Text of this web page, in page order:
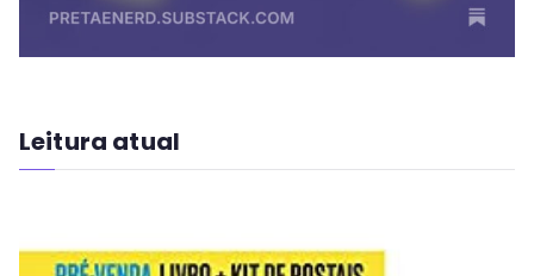
Leitura atual